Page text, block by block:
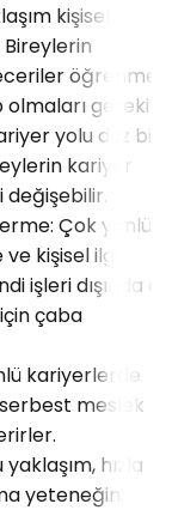
kişisel
öğrenmek
gerekir.
yolu düz bir
kariyer
değişebilir.
Çok yönlü
kişisel ilgi
işleri dışında da
çaba
kariyerlerde
meslek
hızla
yeteneğini